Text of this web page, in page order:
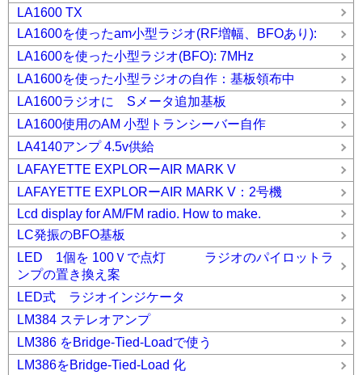
LA1600 TX
LA1600を使ったam小型ラジオ(RF増幅、BFOあり):
LA1600を使った小型ラジオ(BFO): 7MHz
LA1600を使った小型ラジオの自作：基板領布中
LA1600ラジオに Sメータ追加基板
LA1600使用のAM 小型トランシーバー自作
LA4140アンプ 4.5v供給
LAFAYETTE EXPLORーAIR MARK V
LAFAYETTE EXPLORーAIR MARK V：2号機
Lcd display for AM/FM radio. How to make.
LC発振のBFO基板
LED 1個を 100Ｖで点灯 ラジオのパイロットラ
ンプの置き換え案
LED式 ラジオインジケータ
LM384 ステレオアンプ
LM386 をBridge-Tied-Loadで使う
LM386をBridge-Tied-Load 化